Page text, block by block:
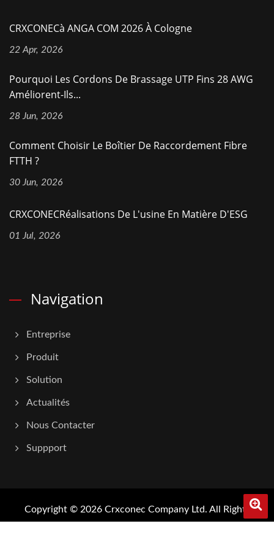
CRXCONECà ANGA COM 2026 À Cologne
22 Apr, 2026
Pourquoi Les Cordons De Brassage UTP Fins 28 AWG
Améliorent-Ils...
28 Jun, 2026
Comment Choisir Le Boîtier De Raccordement Fibre
FTTH ?
30 Jun, 2026
CRXCONECRéalisations De L'usine En Matière D'ESG
01 Jul, 2026
Navigation
Entreprise
Produit
Solution
Actualités
Nous Contacter
Suppport
Copyright © 2026 Crxconec Company Ltd. All Rights